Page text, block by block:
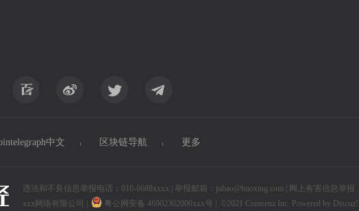
中文 区块链导航 更多
违法和不良信息举报电话：010-6688xxxx | 举报邮箱：jubao@huoxing.com |
网上有害信息举报
xxx网络有限公司
粤公网安备 46902302000xxx号 | ©2021 Comsenz Inc. Powered by Discuz!